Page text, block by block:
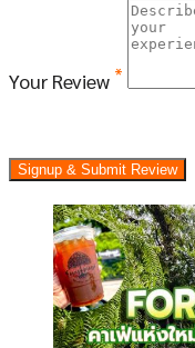
Your Review *
Signup & Submit Review